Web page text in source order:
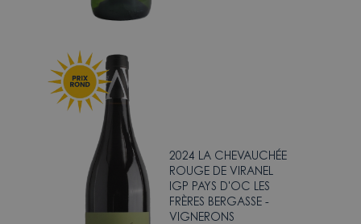
2024 LA CHEVAUCHÉE
ROUGE DE VIRANEL
IGP PAYS D'OC LES
FRÈRES BERGASSE -
VIGNERONS